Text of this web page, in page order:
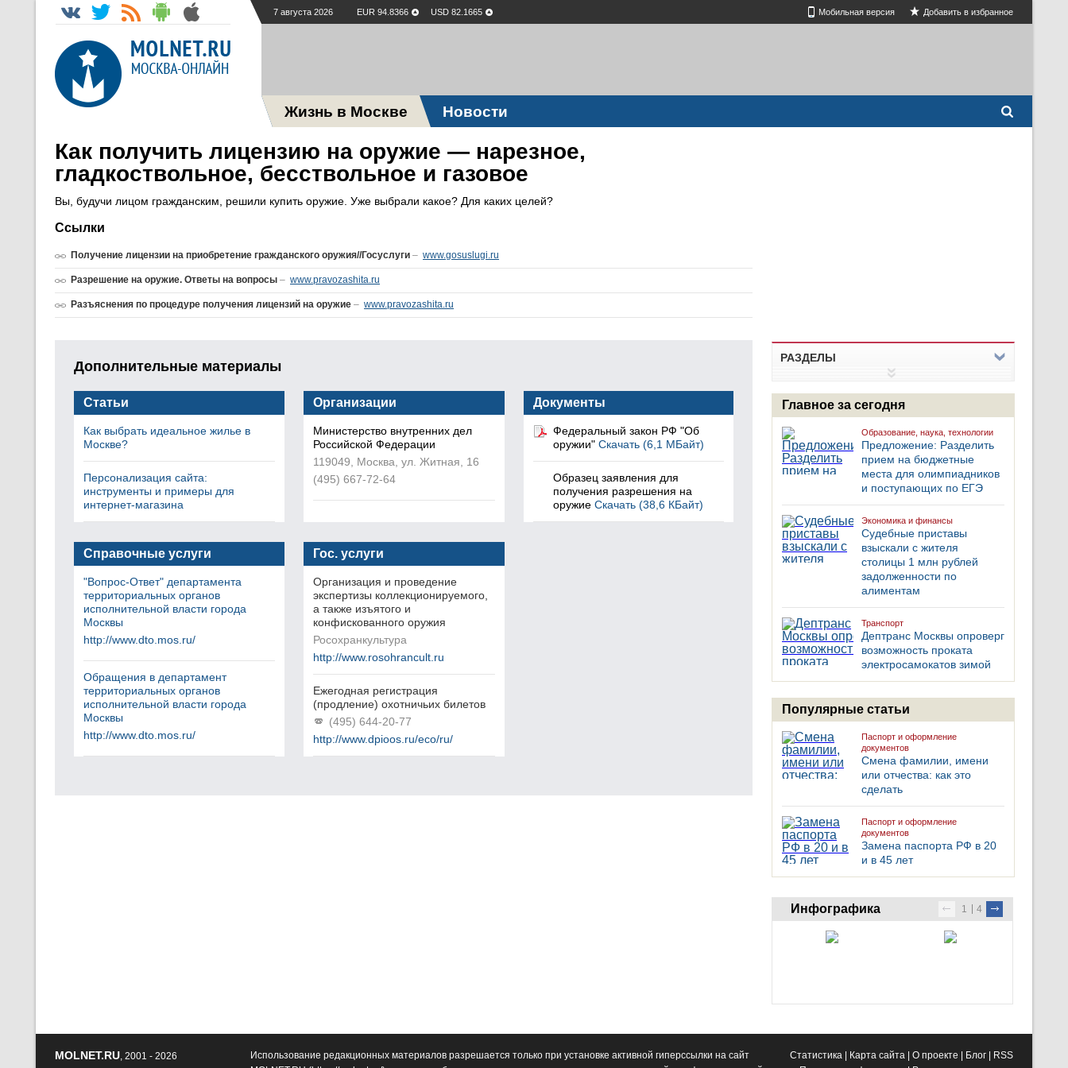
7 августа 2026 EUR 94.8366 USD 82.1665 Мобильная версия Добавить в избранное
Жизнь в Москве Новости
РАЗДЕЛЫ
Главное за сегодня
Образование, наука, технологии
Предложение: Разделить
прием на бюджетные
места для олимпиадников
и поступающих по ЕГЭ
Экономика и финансы
Судебные приставы
взыскали с жителя
столицы 1 млн рублей
задолженности по
алиментам
Транспорт
Дептранс Москвы опроверг
возможность проката
электросамокатов зимой
Популярные статьи
Паспорт и оформление
документов
Смена фамилии, имени
или отчества: как это
сделать
Паспорт и оформление
документов
Замена паспорта РФ в 20
и в 45 лет
Инфографика 1 4
Как получить лицензию на оружие — нарезное,
гладкоствольное, бесствольное и газовое
Вы, будучи лицом гражданским, решили купить оружие. Уже выбрали какое? Для каких целей?
Ссылки
Получение лицензии на приобретение гражданского оружия//Госуслуги – www.gosuslugi.ru
Разрешение на оружие. Ответы на вопросы – www.pravozashita.ru
Разъяснения по процедуре получения лицензий на оружие – www.pravozashita.ru
Дополнительные материалы
Статьи
Как выбрать идеальное жилье в
Москве?
Персонализация сайта:
инструменты и примеры для
интернет-магазина
Организации
Министерство внутренних дел
Российской Федерации
119049, Москва, ул. Житная, 16
(495) 667-72-64
Документы
Федеральный закон РФ "Об
оружии" Скачать (6,1 МБайт)
Образец заявления для
получения разрешения на
оружие Скачать (38,6 КБайт)
Справочные услуги
"Вопрос-Ответ" департамента
территориальных органов
исполнительной власти города
Москвы
http://www.dto.mos.ru/
Обращения в департамент
территориальных органов
исполнительной власти города
Москвы
http://www.dto.mos.ru/
Гос. услуги
Организация и проведение
экспертизы коллекционируемого,
а также изъятого и
конфискованного оружия
Росохранкультура
http://www.rosohrancult.ru
Ежегодная регистрация
(продление) охотничьих билетов
(495) 644-20-77
http://www.dpioos.ru/eco/ru/
Использование редакционных материалов разрешается только при установке активной гиперссылки на сайт
MOLNET.RU, 2001 - 2026 Статистика Карта сайта О проекте Блог
RSS